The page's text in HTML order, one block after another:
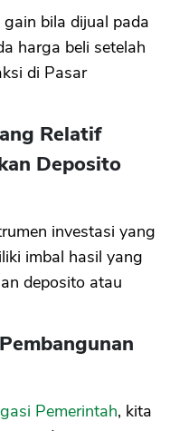
bila dijual pada
harga beli setelah
di Pasar
Relatif
Deposito
investasi yang
imbal hasil yang
deposito atau
Pemerintah, kita